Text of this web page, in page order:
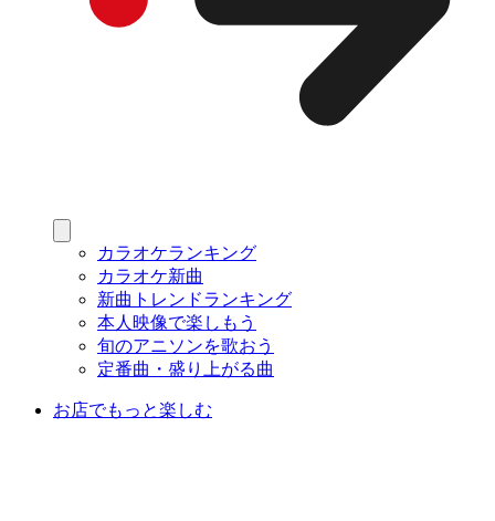
カラオケランキング
カラオケ新曲
新曲トレンドランキング
本人映像で楽しもう
旬のアニソンを歌おう
定番曲・盛り上がる曲
お店でもっと楽しむ